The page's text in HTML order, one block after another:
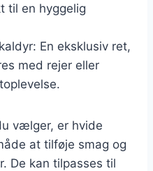
til en hyggelig
En eksklusiv ret,
med rejer eller
vælger, er hvide
at tilføje smag og
De kan tilpasses til